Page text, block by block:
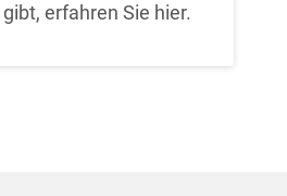
erfahren Sie hier.